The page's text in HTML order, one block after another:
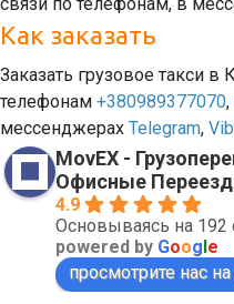
Как заказать
Заказать грузовое такси
телефонам +380989377070,
мессенджерах Telegram,
MovEX -
Офисные
4.9
Основываясь на 192
powered by Google
просмотрите нас на